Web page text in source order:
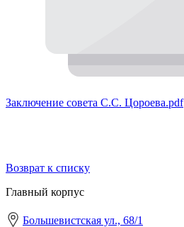
Заключение совета С.С. Цороева.pdf
Возврат к списку
Главный корпус
Большевистская ул., 68/1